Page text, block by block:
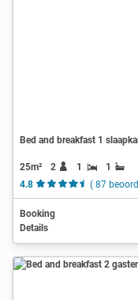
Bed and breakfast 1
25m² 2 1
1
4.8
( 87
Booking
Details